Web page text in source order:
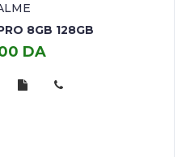
8GB 128GB
DA